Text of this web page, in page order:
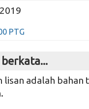
PTG
berkata...
lisan adalah